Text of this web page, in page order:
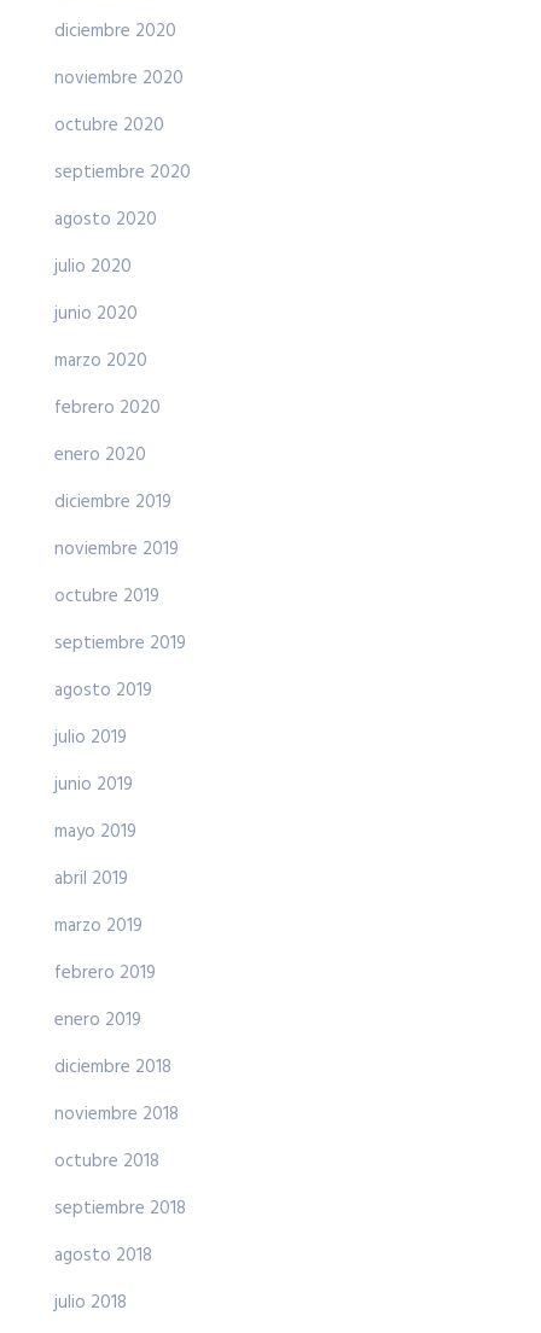
diciembre 2020
noviembre 2020
octubre 2020
septiembre 2020
agosto 2020
julio 2020
junio 2020
marzo 2020
febrero 2020
enero 2020
diciembre 2019
noviembre 2019
octubre 2019
septiembre 2019
agosto 2019
julio 2019
junio 2019
mayo 2019
abril 2019
marzo 2019
febrero 2019
enero 2019
diciembre 2018
noviembre 2018
octubre 2018
septiembre 2018
agosto 2018
julio 2018